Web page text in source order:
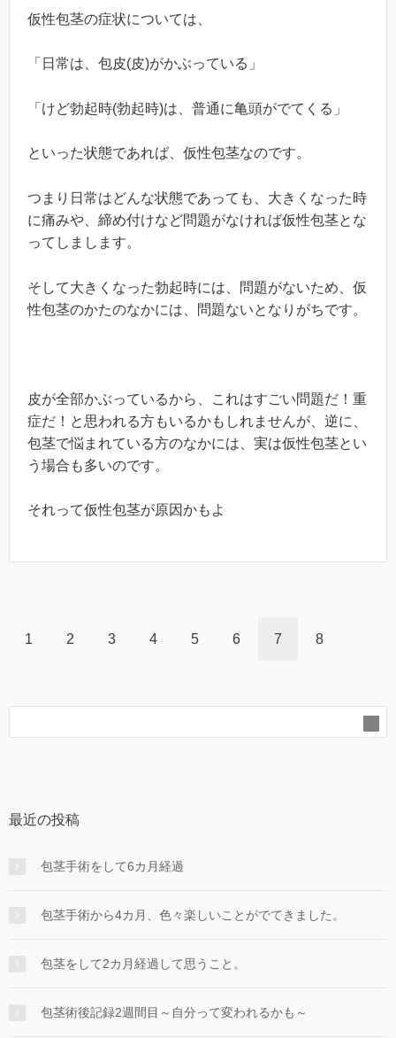
仮性包茎の症状については、
「日常は、包皮(皮)がかぶっている」
「けど勃起時(勃起時)は、普通に亀頭がでてくる」
といった状態であれば、仮性包茎なのです。
つまり日常はどんな状態であっても、大きくなった時
に痛みや、締め付けなど問題がなければ仮性包茎とな
ってしまします。
そして大きくなった勃起時には、問題がないため、仮
性包茎のかたのなかには、問題ないとなりがちです。
皮が全部かぶっているから、これはすごい問題だ！重
症だ！と思われる方もいるかもしれませんが、逆に、
包茎で悩まれている方のなかには、実は仮性包茎とい
う場合も多いのです。
それって仮性包茎が原因かもよ
1 2 3 4 5 6 7 8
最近の投稿
包茎手術をして6カ月経過
包茎手術から4カ月、色々楽しいことがでてきました。
包茎をして2カ月経過して思うこと。
包茎術後記録2週間目～自分って変われるかも～